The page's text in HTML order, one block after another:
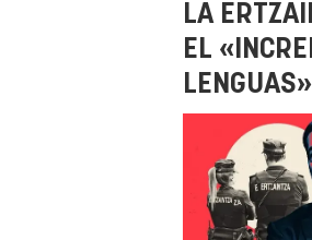
LA
EL
LENGUAS»